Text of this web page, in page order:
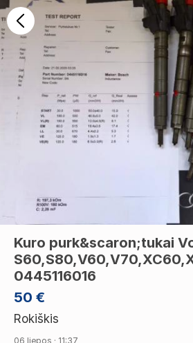
50 €
Kuro purk&scaron;tukai
0445116016
Rokiškis
06 liepos · 11:37